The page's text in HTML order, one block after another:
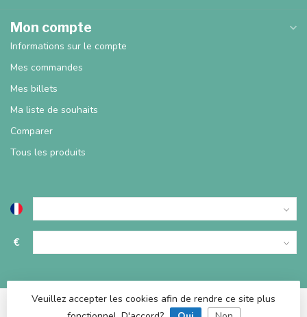
Mon compte
Informations sur le compte
Mes commandes
Mes billets
Ma liste de souhaits
Comparer
Tous les produits
€
Veuillez accepter les cookies afin de rendre ce site plus